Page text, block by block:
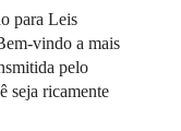
para Leis
vindo a mais
pelo
seja ricamente